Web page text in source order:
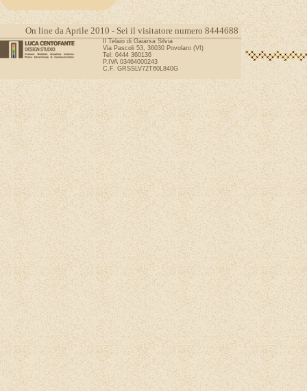
On line da Aprile 2010 - Sei il visitatore numero 8444688
Il Telaio di Gaiarsa Silvia
Via Pascoli 53, 36030 Povolaro (VI)
Tel: 0444 360136
P.IVA 03464000243
C.F. GRSSLV72T60L840G